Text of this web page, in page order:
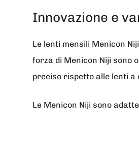
Innovazione e
Le lenti mensili Menicon
forza di Menicon Niji sono
preciso rispetto alle lenti
Le Menicon Niji sono